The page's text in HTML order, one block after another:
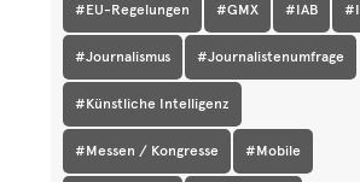
#EU-Regelungen #GMX #IAB
#Journalismus #Journalistenumfrage
#Künstliche Intelligenz
#Messen / Kongresse #Mobile